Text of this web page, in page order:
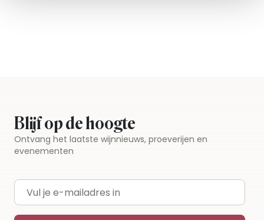
Blijf op de hoogte
Ontvang het laatste wijnnieuws, proeverijen en
evenementen
E-mailadres